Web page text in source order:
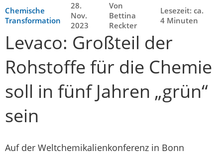
Chemische
Transformation
28.
Nov.
2023
Von
Bettina
Reckter
Lesezeit: ca.
4 Minuten
Levaco: Großteil der
Rohstoffe für die Chemie
soll in fünf Jahren „grün“
sein
Auf der Weltchemikalienkonferenz in Bonn